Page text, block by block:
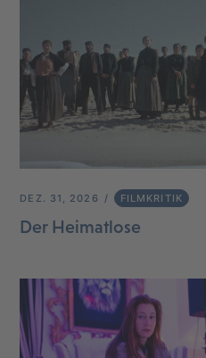
DEZ. 31, 2026 FILMKRITIK
Der Heimatlose